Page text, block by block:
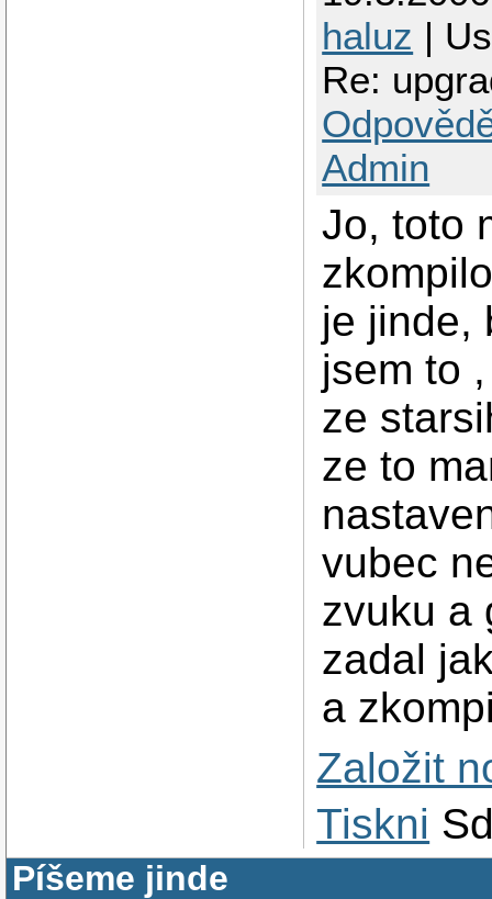
haluz |
Re:
Admin
Jo, toto
je jinde,
jsem to
ze
ze to
vubec
zvuku a
zadal
a
Založit
Tiskni
Píšeme jinde